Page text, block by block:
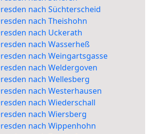
nach Süchterscheid
nach Theishohn
nach Uckerath
nach Wasserheß
nach Weingartsgasse
nach Weldergoven
nach Wellesberg
nach Westerhausen
nach Wiederschall
nach Wiersberg
nach Wippenhohn